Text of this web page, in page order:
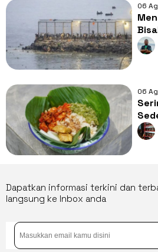
06
06
Ciri
Asli
Dapatkan informasi terkini dan
langsung ke Inbox anda